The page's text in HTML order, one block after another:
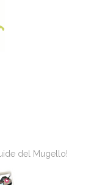
del Mugello!